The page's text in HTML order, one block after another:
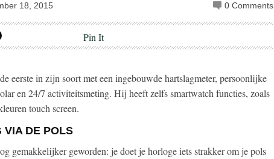
18, 2015 0 Comments
Pin It
eerste in zijn soort met een ingebouwde hartslagmeter, persoonlijke
en 24/7 activiteitsmeting. Hij heeft zelfs smartwatch functies, zoals
touch screen.
VIA DE POLS
gemakkelijker geworden: je doet je horloge iets strakker om je pols